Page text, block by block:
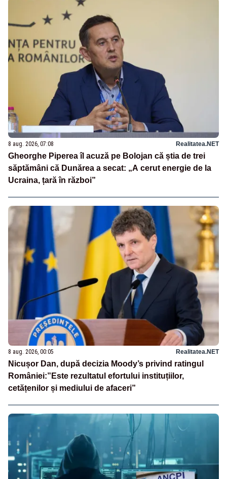
8 aug. 2026, 07:08 Realitatea.NET
Gheorghe Piperea îl acuză pe Bolojan că știa de trei
săptămâni că Dunărea a secat: „A cerut energie de la
Ucraina, țară în război”
8 aug. 2026, 00:05 Realitatea.NET
Nicușor Dan, după decizia Moody’s privind ratingul
României:”Este rezultatul efortului instituțiilor,
cetățenilor și mediului de afaceri”